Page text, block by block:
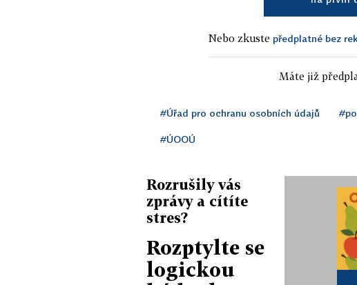
Nebo zkuste předplatné bez
Máte již
#Úřad pro ochranu osobních údajů
#ÚOOÚ
Rozrušily vás
zprávy a cítíte
stres?
Rozptylte se
logickou